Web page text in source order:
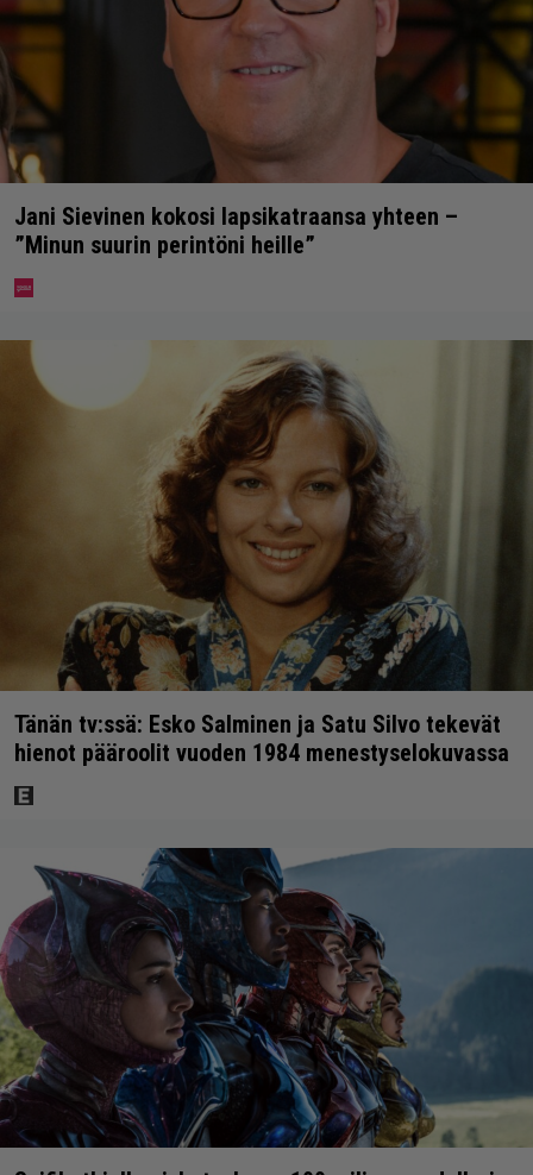
Jani Sievinen kokosi lapsikatraansa yhteen –
”Minun suurin perintöni heille”
Tänän tv:ssä: Esko Salminen ja Satu Silvo tekevät
hienot pääroolit vuoden 1984 menestyselokuvassa